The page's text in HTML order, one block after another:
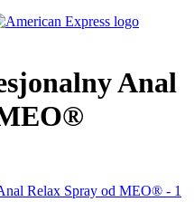
Anal